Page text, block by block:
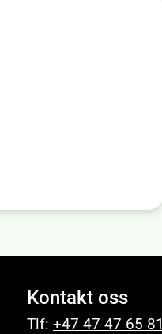
Kontakt oss
Tlf: +47 47 47 65 81